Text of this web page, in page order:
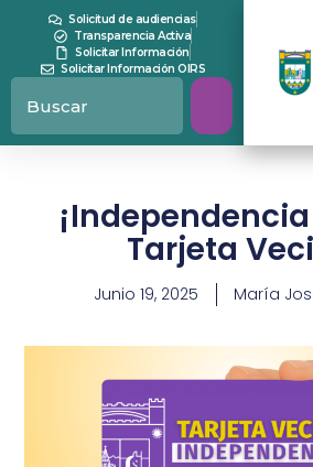
Solicitud de audiencias
Transparencia Activa
Solicitar Información
Solicitar Información OIRS
Tarjeta
Junio 19, 2025 María